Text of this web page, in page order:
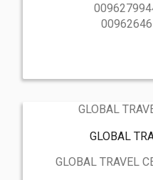
GLOBAL
GLOBAL TRAVEL